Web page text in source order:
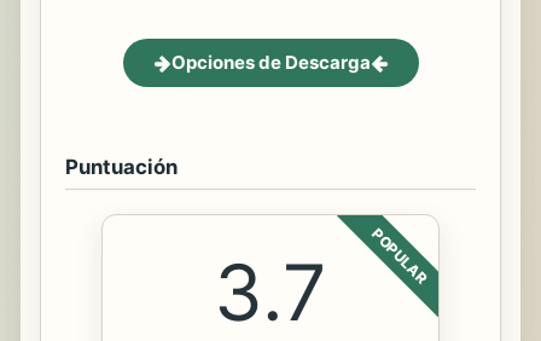
Opciones de Descarga
Puntuación
POPULAR
3.7